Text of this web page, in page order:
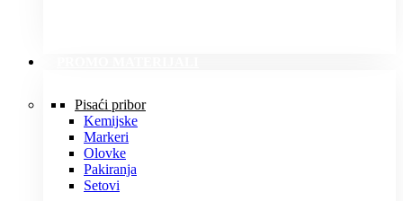
Pisaći pribor
Kemijske
Markeri
Olovke
Pakiranja
Setovi